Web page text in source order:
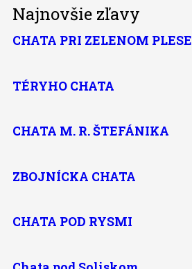
Najnovšie zľavy
CHATA PRI ZELENOM PLESE
TÉRYHO CHATA
CHATA M. R. ŠTEFÁNIKA
ZBOJNÍCKA CHATA
CHATA POD RYSMI